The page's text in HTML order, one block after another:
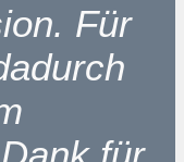
Für
für